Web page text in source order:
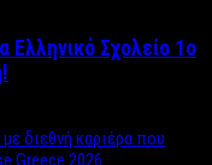
Ελληνικό Σχολείo 1ο